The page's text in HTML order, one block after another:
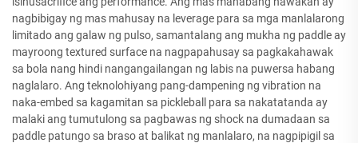
nagbibigay ng mas mahusay na leverage para sa mga manlalarong
limitado ang galaw ng pulso, samantalang ang mukha ng paddle ay
mayroong textured surface na nagpapahusay sa pagkakahawak
sa bola nang hindi nangangailangan ng labis na puwersa habang
naglalaro. Ang teknolohiyang pang-dampening ng vibration na
naka-embed sa kagamitan sa pickleball para sa nakatatanda ay
malaki ang tumutulong sa pagbawas ng shock na dumadaan sa
paddle patungo sa braso at balikat ng manlalaro, na nagpipigil sa